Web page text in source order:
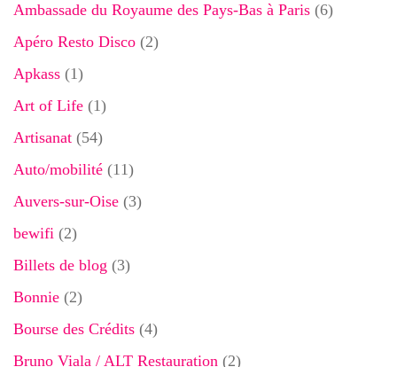
Ambassade du Royaume des Pays-Bas à Paris (6)
Apéro Resto Disco (2)
Apkass (1)
Art of Life (1)
Artisanat (54)
Auto/mobilité (11)
Auvers-sur-Oise (3)
bewifi (2)
Billets de blog (3)
Bonnie (2)
Bourse des Crédits (4)
Bruno Viala / ALT Restauration (2)